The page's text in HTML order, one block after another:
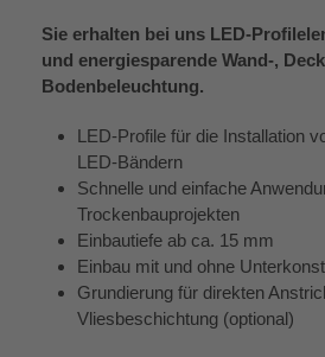
Sie erhalten bei uns LED-
und energiesparende Wand-,
Bodenbeleuchtung.
LED-Profile für die Installation
LED-Bändern
Schnelle und einfache
Trockenbauprojekten
Einbautiefe ab ca. 15 mm
Einbau mit und ohne
Grundierung für direkten
Vliesbeschichtung (optional)